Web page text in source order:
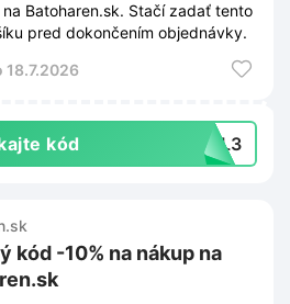
Batoharen.sk. Stačí zadať tento
pred dokončením objednávky.
18.7.2026
kód B6L3
kód -10% na nákup na